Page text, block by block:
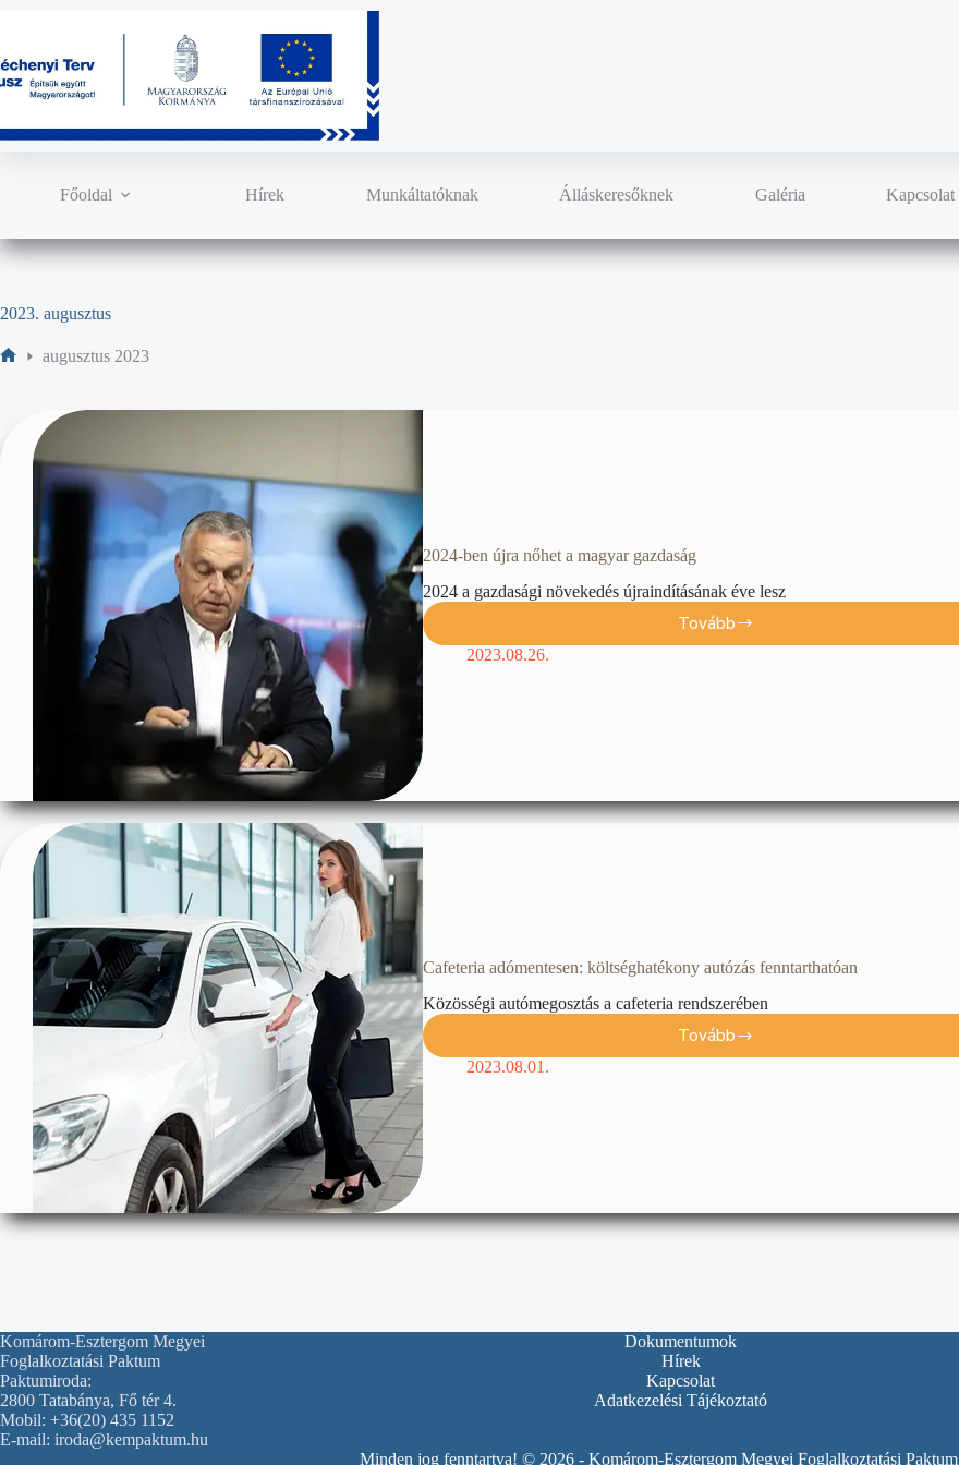
Főoldal Hírek Munkáltatóknak Álláskeresőknek Galéria Kapcsolat
2023. augusztus
augusztus 2023
2024-ben újra nőhet a magyar gazdaság
2024 a gazdasági növekedés újraindításának éve lesz
Tovább
2023.08.26.
Cafeteria adómentesen: költséghatékony autózás fenntarthatóan
Közösségi autómegosztás a cafeteria rendszerében
Tovább
2023.08.01.
Komárom-Esztergom Megyei
Foglalkoztatási Paktum
Paktumiroda:
2800 Tatabánya, Fő tér 4.
Mobil: +36(20) 435 1152
E-mail: iroda@kempaktum.hu
Dokumentumok
Hírek
Kapcsolat
Adatkezelési Tájékoztató
Minden jog fenntartva! © 2026 - Komárom-Esztergom Megyei Foglalkoztatási Paktum